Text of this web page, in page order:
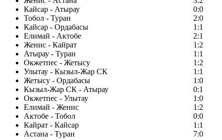
Кайсар - Атырау
0:0
Тобол - Туран
2:0
Кайсар - Ордабасы
1:1
Елимай - Актобе
2:1
Женис - Кайрат
1:2
Атырау - Туран
1:1
Окжетпес - Жетысу
1:2
Улытау - Кызыл-Жар СК
1:1
Жетысу - Ордабасы
1:0
Кызыл-Жар СК - Атырау
0:1
Окжетпес - Улытау
1:0
Елимай - Женис
1:2
Актобе - Тобол
0:0
Кайрат - Кайсар
1:1
Астана - Туран
7:0